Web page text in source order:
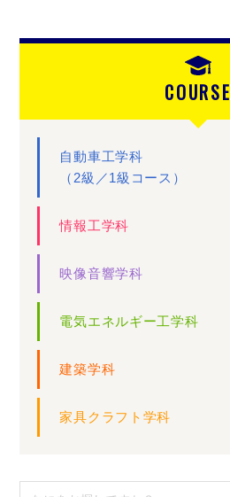
COURSE
自動車工学科
（2級／1級コース）
情報工学科
映像音響学科
電気エネルギー工学科
建築学科
家具クラフト学科